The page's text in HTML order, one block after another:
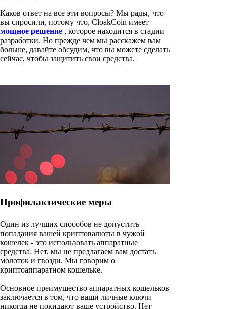
Каков ответ на все эти вопросы? Мы рады, что
вы спросили, потому что, CloakCoin имеет
мощное решение , которое находится в стадии
разработки. Но прежде чем мы расскажем вам
больше, давайте обсудим, что вы можете сделать
сейчас, чтобы защитить свои средства.
Профилактические меры
Один из лучших способов не допустить
попадания вашей криптовалюты в чужой
кошелек - это использовать аппаратные
средства. Нет, мы не предлагаем вам достать
молоток и гвозди. Мы говорим о
криптоаппаратном кошельке.
Основное преимущество аппаратных кошельков
заключается в том, что ваши личные ключи
никогда не покидают ваше устройство. Нет